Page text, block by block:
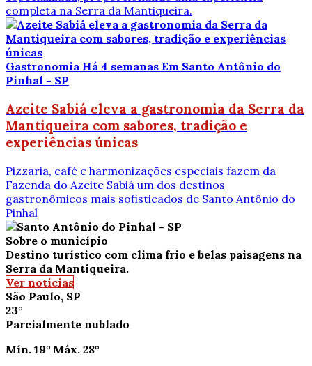
completa na Serra da Mantiqueira.
Gastronomia Há 4 semanas Em Santo Antônio do
Pinhal - SP
Azeite Sabiá eleva a gastronomia da Serra da
Mantiqueira com sabores, tradição e
experiências únicas
Pizzaria, café e harmonizações especiais fazem da
Fazenda do Azeite Sabiá um dos destinos
gastronômicos mais sofisticados de Santo Antônio do
Pinhal
Sobre o município
Destino turístico com clima frio e belas paisagens na
Serra da Mantiqueira.
Ver notícias
São Paulo, SP
23°
Parcialmente nublado
Mín. 19° Máx. 28°